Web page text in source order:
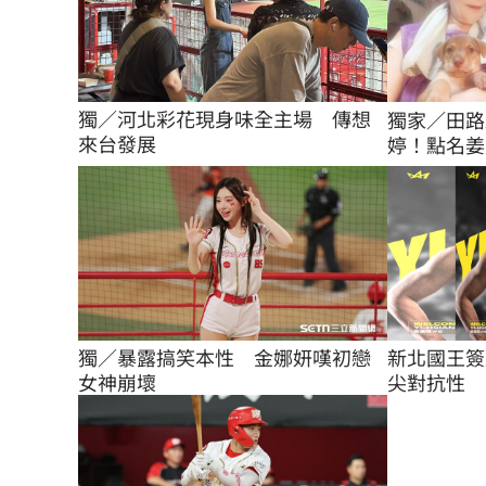
獨／河北彩花現身味全主場　傳想
來台發展
獨家／田
婷！點名
獨／暴露搞笑本性　金娜妍嘆初戀
女神崩壞
新北國王
尖對抗性